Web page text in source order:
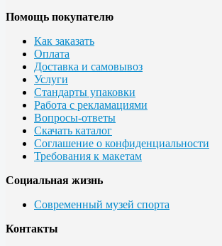
Помощь покупателю
Как заказать
Оплата
Доставка и самовывоз
Услуги
Стандарты упаковки
Работа с рекламациями
Вопросы-ответы
Скачать каталог
Соглашение о конфиденциальности
Требования к макетам
Социальная жизнь
Современный музей спорта
Контакты